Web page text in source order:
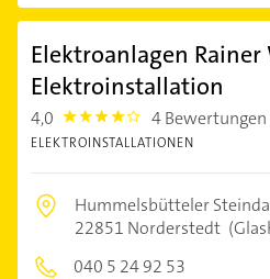
Elektroanlagen
Elektroinstallation
4,0 4.0 4 Bewertungen
ELEKTROINSTALLATIONEN
Hummelsbütteler
22851 Norderstedt
040 5 24 92 53